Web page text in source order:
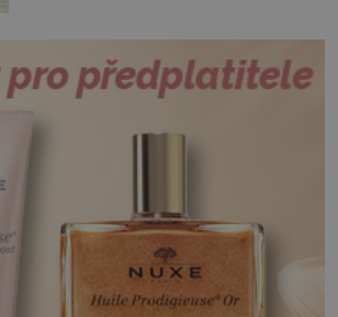
nemůže rozhodnout, co v životě vlastně
bude dělat. Převezme práci lesního